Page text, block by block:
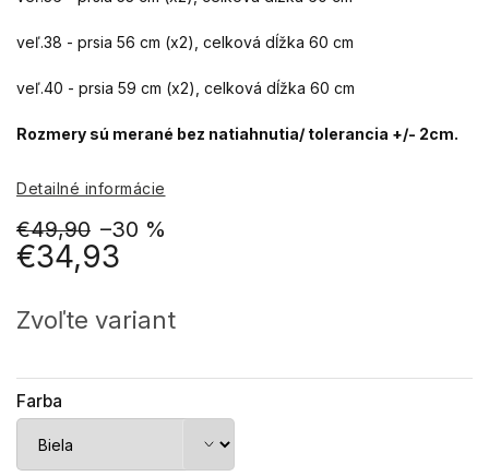
€49,90 –30 %
€34,93
cena:
Zvoľte variant
Farba
veľ.38 - prsia 56 cm (x2), celková dĺžka 60 cm
veľ.40 - prsia 59 cm (x2), celková dĺžka 60 cm
Rozmery sú merané bez natiahnutia/ tolerancia +/- 2cm.
Detailné informácie